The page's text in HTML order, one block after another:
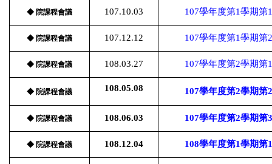
◆ 院課程會議 107.10.03 107學年度第1學期第
◆ 院課程會議 107.12.12 107學年度第1學期第
◆ 院課程會議 108.03.27 107學年度第2學期第
◆ 院課程會議 108.05.08 107學年度第2學期第
◆ 院課程會議 108.06.03 107學年度第2學期第
◆ 院課程會議 108.12.04 108學年度第1學期第